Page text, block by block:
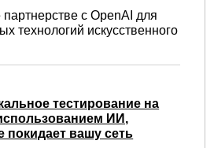
с OpenAI для
технологий искусственного
тестирование на
ИИ,
покидает вашу сеть